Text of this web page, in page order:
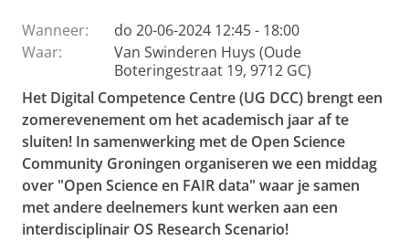
Wanneer:
do 20-06-2024 12:45 - 18:00
Waar:
Van Swinderen Huys (Oude
Boteringestraat 19, 9712 GC)
Het Digital Competence Centre (UG DCC) brengt een
zomerevenement om het academisch jaar af te
sluiten! In samenwerking met de Open Science
Community Groningen organiseren we een middag
over "Open Science en FAIR data" waar je samen
met andere deelnemers kunt werken aan een
interdisciplinair OS Research Scenario!